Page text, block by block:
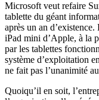
Microsoft veut refaire
tablette du géant
après un an
iPad mini d’Apple, à la
par les tablettes
système d’exploitation
ne fait pas l’unanimité
Quoiqu’il en soit,